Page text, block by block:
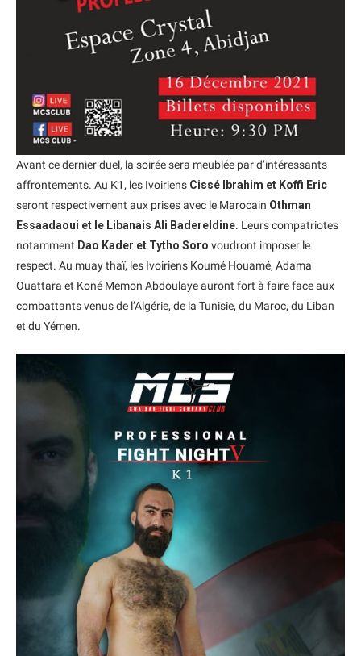
Avant ce dernier duel, la soirée sera meublée par d’intéressants
affrontements. Au K1, les Ivoiriens Cissé Ibrahim et Koffi Eric
seront respectivement aux prises avec le Marocain Othman
Essaadaoui et le Libanais Ali Badereldine. Leurs compatriotes
notamment Dao Kader et Tytho Soro voudront imposer le
respect. Au muay thaï, les Ivoiriens Koumé Houamé, Adama
Ouattara et Koné Memon Abdoulaye auront fort à faire face aux
combattants venus de l’Algérie, de la Tunisie, du Maroc, du Liban
et du Yémen.